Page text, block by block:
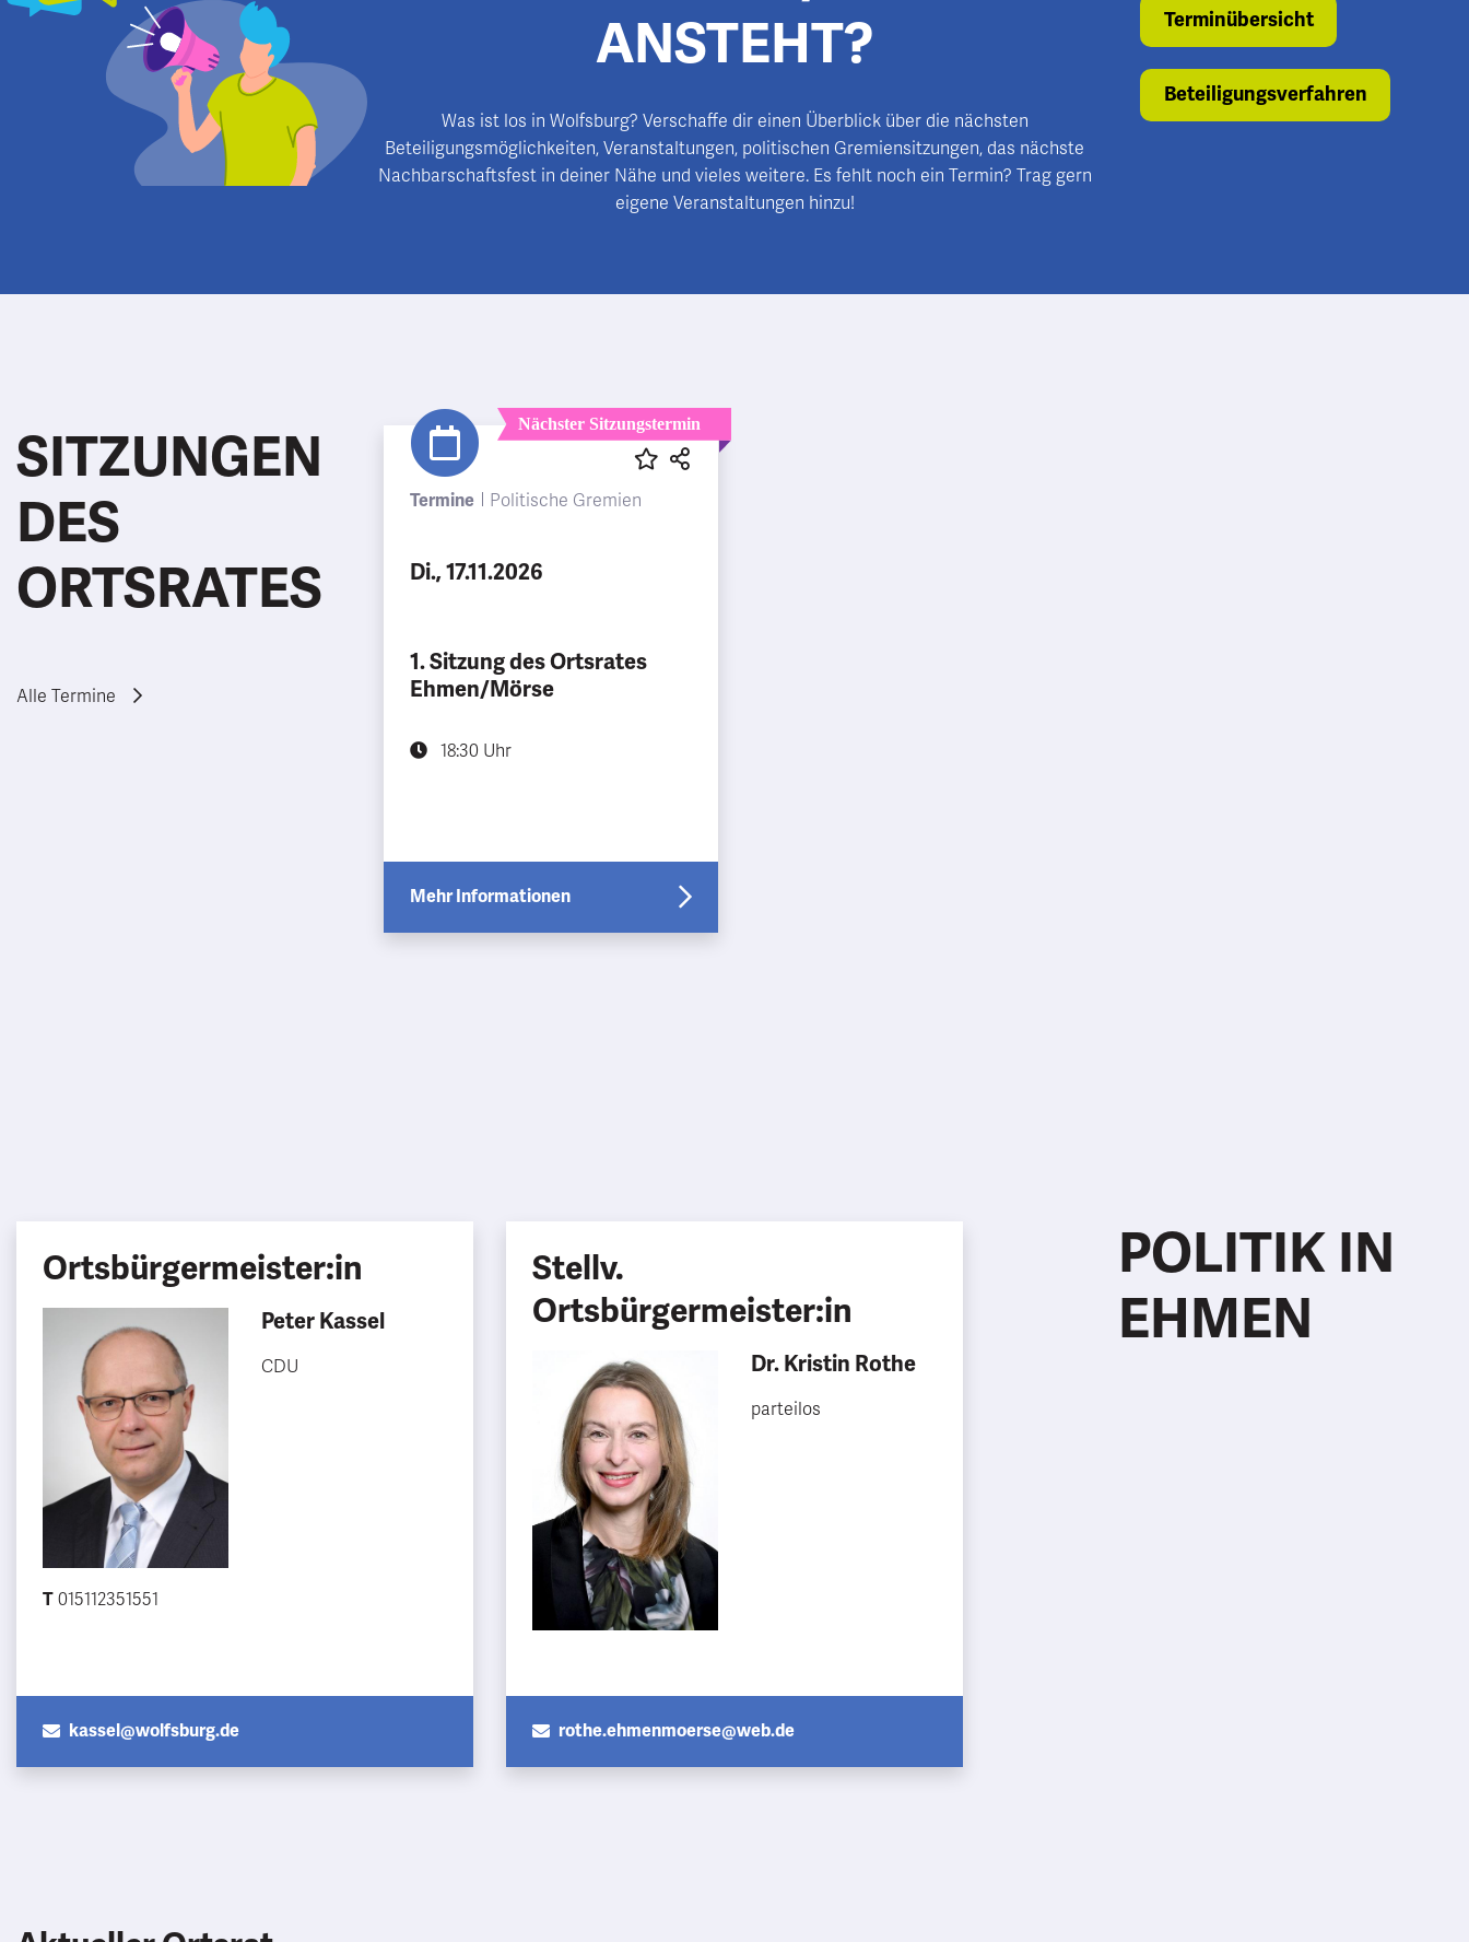
ANSTEHT?
Was ist los in Wolfsburg? Verschaffe dir einen Überblick über die nächsten
Beteiligungsmöglichkeiten, Veranstaltungen, politischen Gremiensitzungen, das nächste
Nachbarschaftsfest in deiner Nähe und vieles weitere. Es fehlt noch ein Termin? Trag gern
eigene Veranstaltungen hinzu!
Terminübersicht
Beteiligungsverfahren
SITZUNGEN
DES
ORTSRATES
Alle Termine
Nächster Sitzungstermin
Termine Politische Gremien
Di., 17.11.2026
1. Sitzung des Ortsrates
Ehmen/Mörse
18:30 Uhr
Mehr Informationen
POLITIK IN
EHMEN
Ortsbürgermeister:in
Peter Kassel
CDU
T 015112351551
kassel@wolfsburg.de
Stellv.
Ortsbürgermeister:in
Dr. Kristin Rothe
parteilos
rothe.ehmenmoerse@web.de